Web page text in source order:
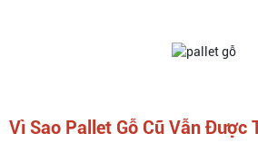
Vì Sao Pallet Gỗ Cũ Vẫn Được